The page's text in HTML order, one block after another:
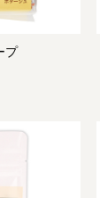
プ